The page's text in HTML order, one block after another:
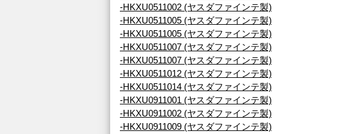
-HKXU0511002 (ヤスダファインテ製)
-HKXU0511005 (ヤスダファインテ製)
-HKXU0511005 (ヤスダファインテ製)
-HKXU0511007 (ヤスダファインテ製)
-HKXU0511007 (ヤスダファインテ製)
-HKXU0511012 (ヤスダファインテ製)
-HKXU0511014 (ヤスダファインテ製)
-HKXU0911001 (ヤスダファインテ製)
-HKXU0911002 (ヤスダファインテ製)
-HKXU0911009 (ヤスダファインテ製)